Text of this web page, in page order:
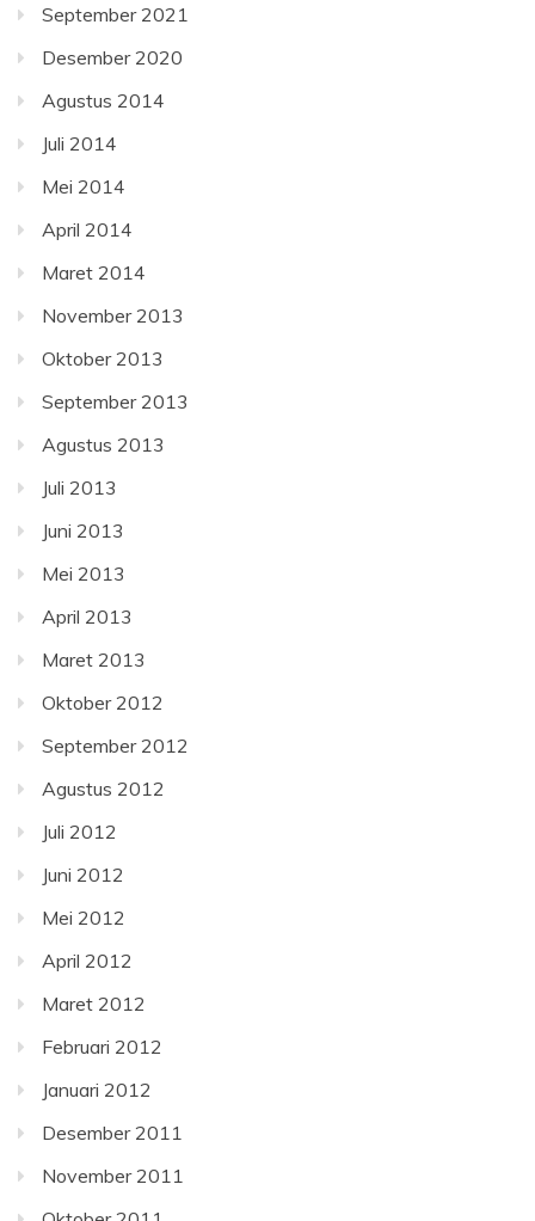
September 2021
Desember 2020
Agustus 2014
Juli 2014
Mei 2014
April 2014
Maret 2014
November 2013
Oktober 2013
September 2013
Agustus 2013
Juli 2013
Juni 2013
Mei 2013
April 2013
Maret 2013
Oktober 2012
September 2012
Agustus 2012
Juli 2012
Juni 2012
Mei 2012
April 2012
Maret 2012
Februari 2012
Januari 2012
Desember 2011
November 2011